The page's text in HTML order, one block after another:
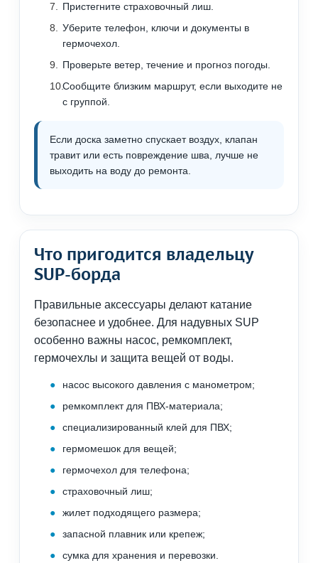
Пристегните страховочный лиш.
Уберите телефон, ключи и документы в
гермочехол.
Проверьте ветер, течение и прогноз погоды.
Сообщите близким маршрут, если выходите не
с группой.
Если доска заметно спускает воздух, клапан
травит или есть повреждение шва, лучше не
выходить на воду до ремонта.
Что пригодится владельцу
SUP-борда
Правильные аксессуары делают катание
безопаснее и удобнее. Для надувных SUP
особенно важны насос, ремкомплект,
гермочехлы и защита вещей от воды.
насос высокого давления с манометром;
ремкомплект для ПВХ-материала;
специализированный клей для ПВХ;
гермомешок для вещей;
гермочехол для телефона;
страховочный лиш;
жилет подходящего размера;
запасной плавник или крепеж;
сумка для хранения и перевозки.